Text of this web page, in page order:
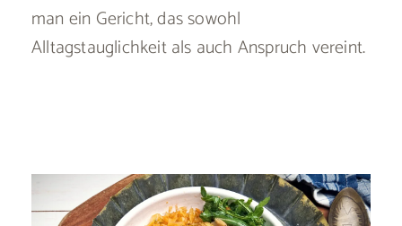
man ein Gericht, das sowohl
Alltagstauglichkeit als auch Anspruch vereint.